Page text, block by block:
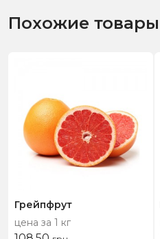
Похожие товары
Грейпфрут
цена за 1 кг